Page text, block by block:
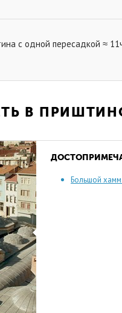
с одной пересадкой ≈
В
Большой